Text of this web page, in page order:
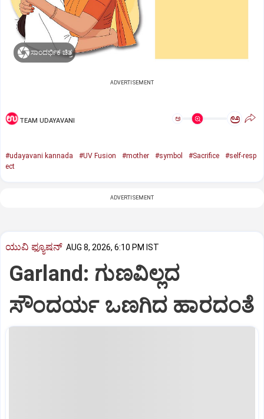
ಸಾಂದರ್ಭಿಕ ಚಿತ್ರ
ADVERTISEMENT
TEAM UDAYAVANI ಅ ಅ
#udayavani kannada #UV Fusion #mother #symbol #Sacrifice
#self-resp
ect
ADVERTISEMENT
ಯುವಿ ಫ್ಯೂಷನ್ AUG 8, 2026, 6:10 PM IST
Garland: ಗುಣವಿಲ್ಲದ
ಸೌಂದರ್ಯ ಒಣಗಿದ ಹಾರದಂತೆ